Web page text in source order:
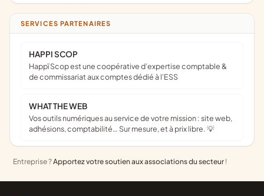
SERVICES PARTENAIRES
HAPPI SCOP
Happï Scop est une coopérative d’expertise comptable &
de commissariat aux comptes dédié à l'ESS
WHAT THE WEB
Vos outils numériques au service de votre mission : site web,
adhésions, comptabilité… Sur mesure, et à prix libre. 💡
Entreprise ?Apportez votre soutien aux associations du secteur !